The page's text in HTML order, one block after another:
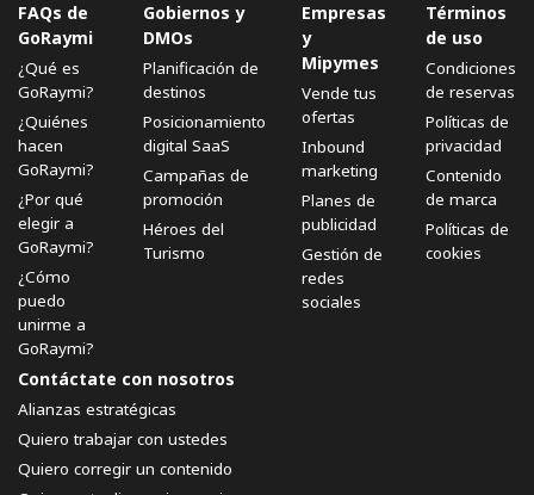
FAQs de
GoRaymi
¿Qué es
GoRaymi?
¿Quiénes
hacen
GoRaymi?
¿Por qué
elegir a
GoRaymi?
¿Cómo
puedo
unirme a
GoRaymi?
Gobiernos y
DMOs
Planificación de
destinos
Posicionamiento
digital SaaS
Campañas de
promoción
Héroes del
Turismo
Empresas
y
Mipymes
Vende tus
ofertas
Inbound
marketing
Planes de
publicidad
Gestión de
redes
sociales
Términos
de uso
Condiciones
de reservas
Políticas de
privacidad
Contenido
de marca
Políticas de
cookies
Contáctate con nosotros
Alianzas estratégicas
Quiero trabajar con ustedes
Quiero corregir un contenido